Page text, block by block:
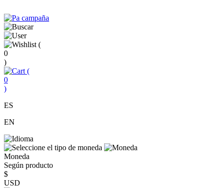
(
0
)
(
0
)
ES
EN
Moneda
Según producto
$
USD